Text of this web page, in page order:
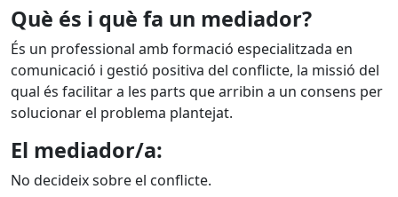
Què és i què fa un mediador?
És un professional amb formació especialitzada en
comunicació i gestió positiva del conflicte, la missió del
qual és facilitar a les parts que arribin a un consens per
solucionar el problema plantejat.
El mediador/a:
No decideix sobre el conflicte.